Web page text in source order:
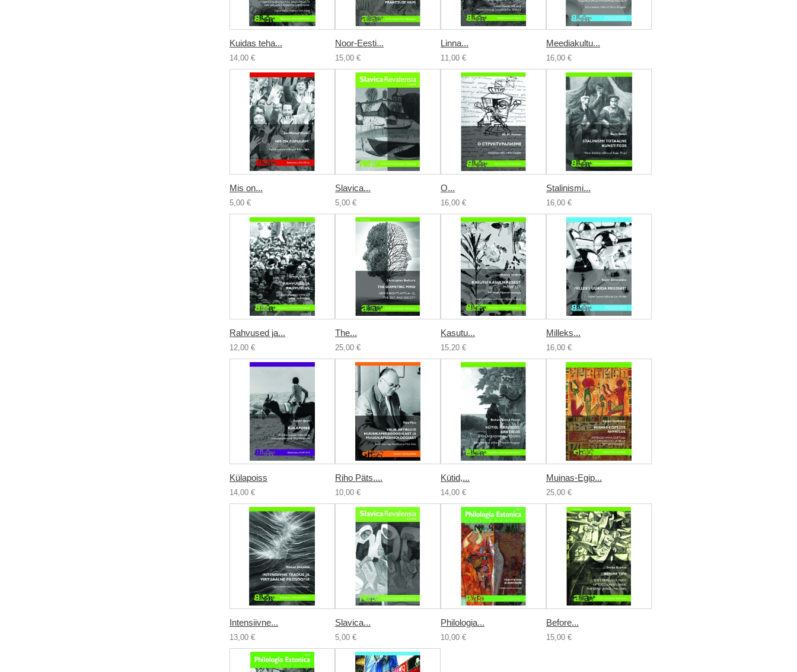
Kuidas teha...
14,00 €
Noor-Eesti...
15,00 €
Linna...
11,00 €
Meediakultu...
16,00 €
Mis on...
5,00 €
Slavica...
5,00 €
О...
16,00 €
Stalinismi...
16,00 €
Rahvused ja...
12,00 €
The...
25,00 €
Kasutu...
15,20 €
Milleks...
16,00 €
Külapoiss
14,00 €
Riho Päts....
10,00 €
Kütid,...
14,00 €
Muinas-Egip...
25,00 €
Intensiivne...
13,00 €
Slavica...
5,00 €
Philologia...
10,00 €
Before...
15,00 €